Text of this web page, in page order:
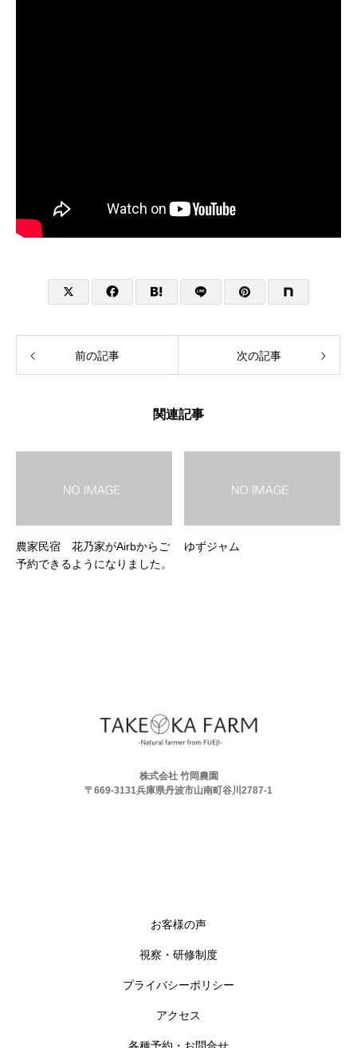
前の記事 次の記事
関連記事
農家民宿 花乃家がAirbからご
予約できるようになりました。
ゆずジャム
株式会社 竹岡農園
〒669-3131兵庫県丹波市山南町谷川2787-1
お客様の声
視察・研修制度
プライバシーポリシー
アクセス